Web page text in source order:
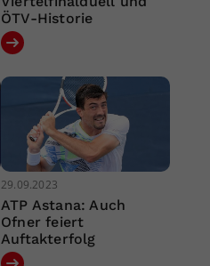
ÖTV-Historie
29.09.2023
ATP Astana: Auch
Ofner feiert
Auftakterfolg